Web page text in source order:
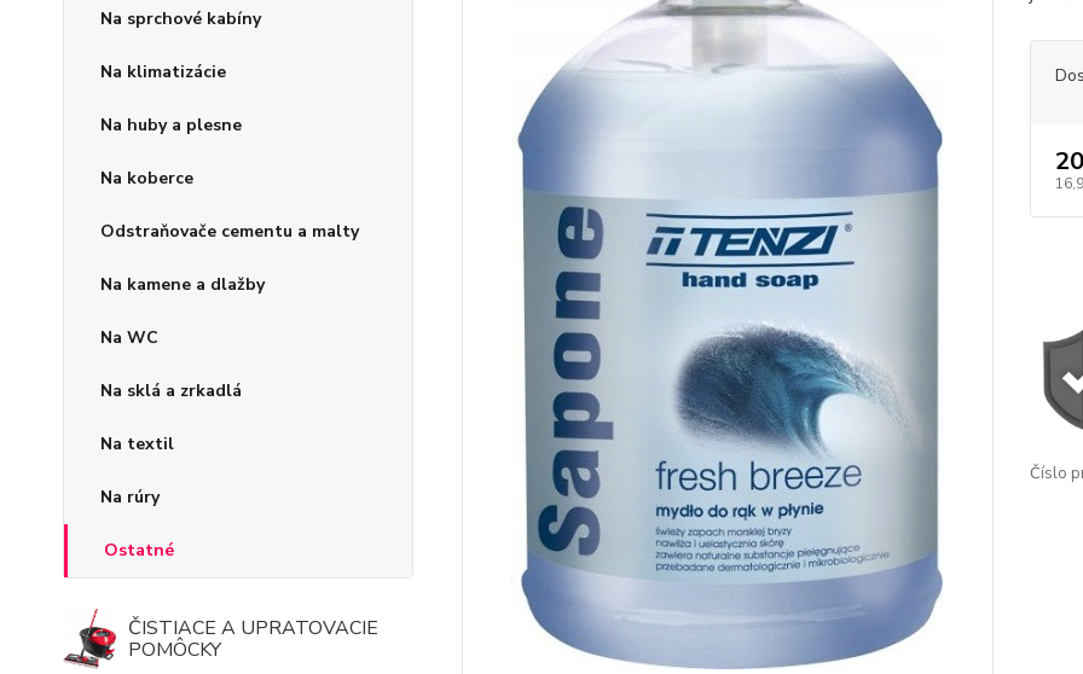
Na sprchové kabíny
Na klimatizácie
Na huby a plesne
Na koberce
Odstraňovače cementu a malty
Na kamene a dlažby
Na WC
Na sklá a zrkadlá
Na textil
Na rúry
Ostatné
ČISTIACE A UPRATOVACIE
POMÔCKY
Číslo